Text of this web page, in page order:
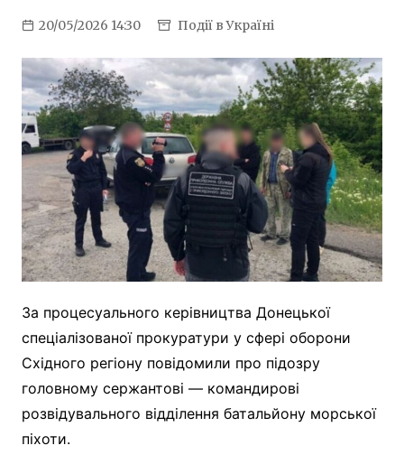
20/05/2026 14:30 Події в Україні
За процесуального керівництва Донецької
спеціалізованої прокуратури у сфері оборони
Східного регіону повідомили про підозру
головному сержантові — командирові
розвідувального відділення батальйону морської
піхоти.